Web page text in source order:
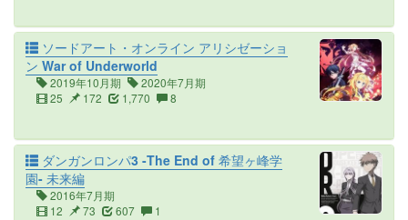
ソードアート・オンライン アリシゼーショ
ン War of Underworld
2019年10月期
2020年7月期
25
172 1,770 8
ダンガンロンパ3 -The End of 希望ヶ峰学
園- 未来編
2016年7月期
12
73 607 1